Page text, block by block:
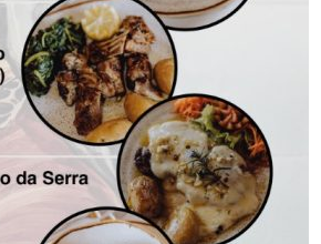
Matraquilhos… Autor:
Fernando Roldão
6 de Agosto de 2026
A marca Sporting em
todo o mundo está a
crescer atrás de
Ronaldo. Autor: Paulo
Freitas do Amaral
5 de Agosto de 2026